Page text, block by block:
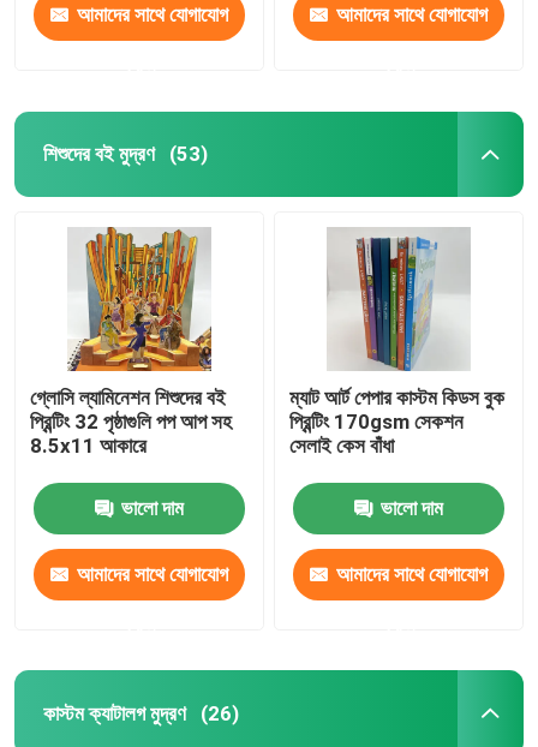
আমাদের সাথে যোগাযোগ আমাদের সাথে যোগাযোগ
শিশুদের বই মুদ্রণ (53)
গ্লোসি ল্যামিনেশন শিশুদের বই
প্রিন্টিং 32 পৃষ্ঠাগুলি পপ আপ সহ
8.5x11 আকারে
ভালো দাম
আমাদের সাথে যোগাযোগ
ম্যাট আর্ট পেপার কাস্টম কিডস বুক
প্রিন্টিং 170gsm সেকশন
সেলাই কেস বাঁধা
ভালো দাম
আমাদের সাথে যোগাযোগ
কাস্টম ক্যাটালগ মুদ্রণ (26)